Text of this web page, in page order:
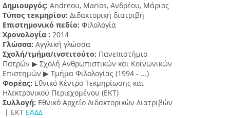
Δημιουργός: Andreou, Marios, Ανδρέου, Μάριος
Τύπος τεκμηρίου: Διδακτορική διατριβή
Επιστημονικό πεδίο: Φιλολογία
Χρονολογία : 2014
Γλώσσα: Αγγλική γλώσσα
Σχολή/τμήμα/ινστιτούτο: Πανεπιστήμιο
Πατρών ▶ Σχολή Ανθρωπιστικών και Κοινωνικών
Επιστημών ▶ Τμήμα Φιλολογίας (1994 - ...)
Φορέας: Εθνικό Κέντρο Τεκμηρίωσης και
Ηλεκτρονικού Περιεχομένου (ΕΚΤ)
Συλλογή: Εθνικό Αρχείο Διδακτορικών Διατριβών
| ΕΚΤ ΕΑΔΔ